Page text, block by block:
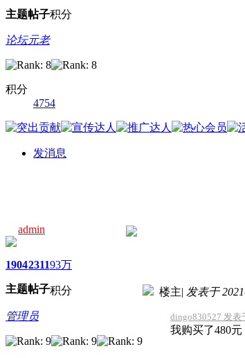
主题帖子积分
论坛元老
积分
4754
发消息
admin
1904
主题
2311
帖子
93万
积分
管理员
楼主| 发表于
dingo830527 发表
我购买了480